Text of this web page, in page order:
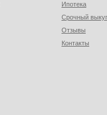
Ипотека
Срочный
Отзывы
Контакты